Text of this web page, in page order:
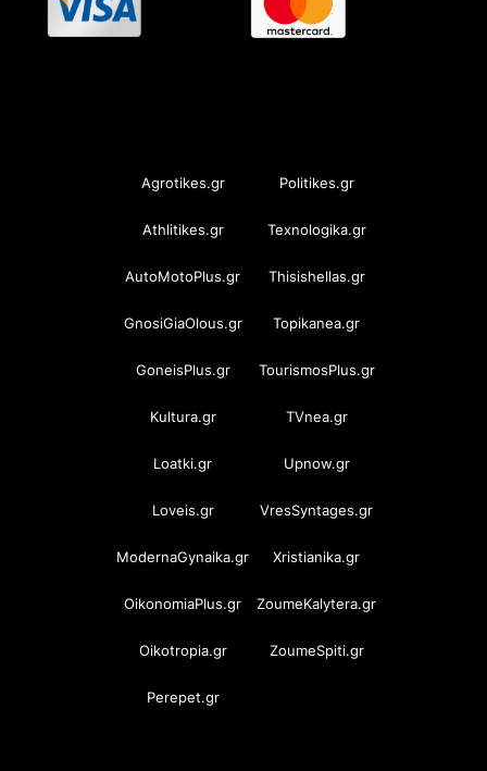
Agrotikes.gr Politikes.gr
Athlitikes.gr Texnologika.gr
AutoMotoPlus.gr Thisishellas.gr
GnosiGiaOlous.gr Topikanea.gr
GoneisPlus.gr TourismosPlus.gr
Kultura.gr TVnea.gr
Loatki.gr Upnow.gr
Loveis.gr VresSyntages.gr
ModernaGynaika.gr Xristianika.gr
OikonomiaPlus.gr ZoumeKalytera.gr
Oikotropia.gr ZoumeSpiti.gr
Perepet.gr